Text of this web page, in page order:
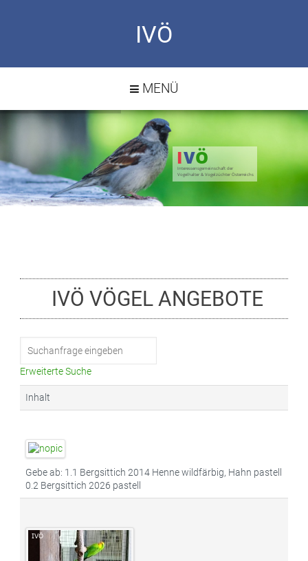
IVÖ
MENÜ
Interessensgemeinschaft der
Vogelhalter & Vogelzüchter Österreichs
IVÖ
IVÖ VÖGEL ANGEBOTE
Erweiterte Suche
Inhalt
Gebe ab: 1.1 Bergsittich 2014 Henne wildfärbig, Hahn pastell
0.2 Bergsittich 2026 pastell